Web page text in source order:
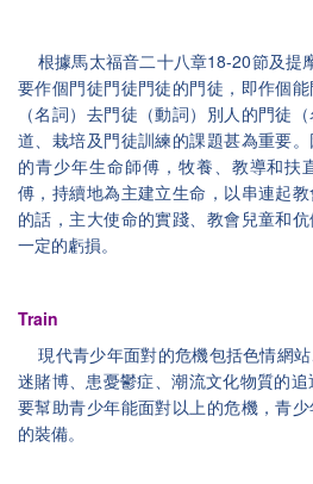
根據馬太福音二十八章18-20節及提
要作個門徒門徒門徒的門徒，即作個
（名詞）去門徒（動詞）別人的門徒
道、栽培及門徒訓練的課題甚為重要
的青少年生命師傅，牧養、教導和扶
傅，持續地為主建立生命，以串連起
的話，主大使命的實踐、教會兒童和
一定的虧損。
Train
現代青少年面對的危機包括色情網
迷賭博、患憂鬱症、潮流文化物質的
要幫助青少年能面對以上的危機，青
的裝備。